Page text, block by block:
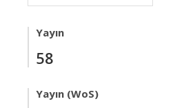
Yayın
58
Yayın (WoS)